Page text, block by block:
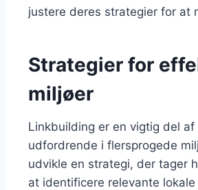
justere deres strategier for at
Strategier for
miljøer
Linkbuilding er en vigtig del
udfordrende i flersprogede
udvikle en strategi, der tager
at identificere relevante